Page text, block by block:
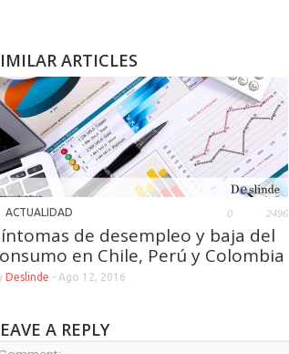
ARTICLES
ACTUALIDAD 0 2496
de desempleo y baja del
en Chile, Perú y Colombia
Deslinde - Ago 12, 2016
A REPLY